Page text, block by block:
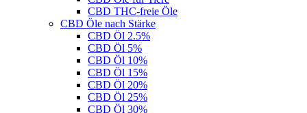
CBD THC-freie Öle
CBD Öle nach Stärke
CBD Öl 2.5%
CBD Öl 5%
CBD Öl 10%
CBD Öl 15%
CBD Öl 20%
CBD Öl 25%
CBD Öl 30%